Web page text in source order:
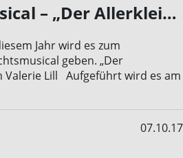
Weihnachtsmusical – „Der Allerkleinste Stern“
Jahr wird es zum
geben. „Der
Valerie Lill Aufgeführt wird es am
07.10.17